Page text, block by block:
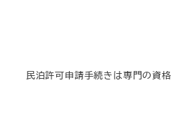
民泊許可申請手続きは専門の資